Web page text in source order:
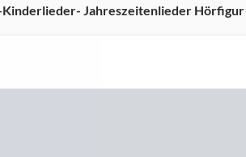
Jahreszeitenlieder Hörfigur